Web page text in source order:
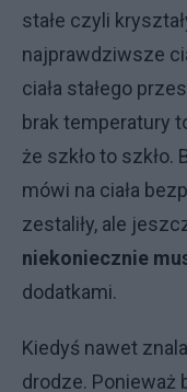
stałe czyli
najprawdziwsze
ciała stałego
brak temperatury
że szkło to
mówi na ciała
zestaliły, ale
niekoniecznie
dodatkami.
Kiedyś nawet
drodze. Ponieważ